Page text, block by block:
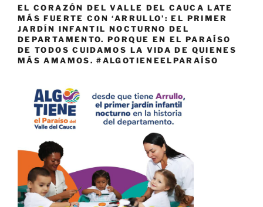
EL CORAZÓN DEL VALLE DEL CAUCA LATE
MÁS FUERTE CON ‘ARRULLO’: EL PRIMER
JARDÍN INFANTIL NOCTURNO DEL
DEPARTAMENTO. PORQUE EN EL PARAÍSO
DE TODOS CUIDAMOS LA VIDA DE QUIENES
MÁS AMAMOS. #ALGOTIENEELPARAÍSO